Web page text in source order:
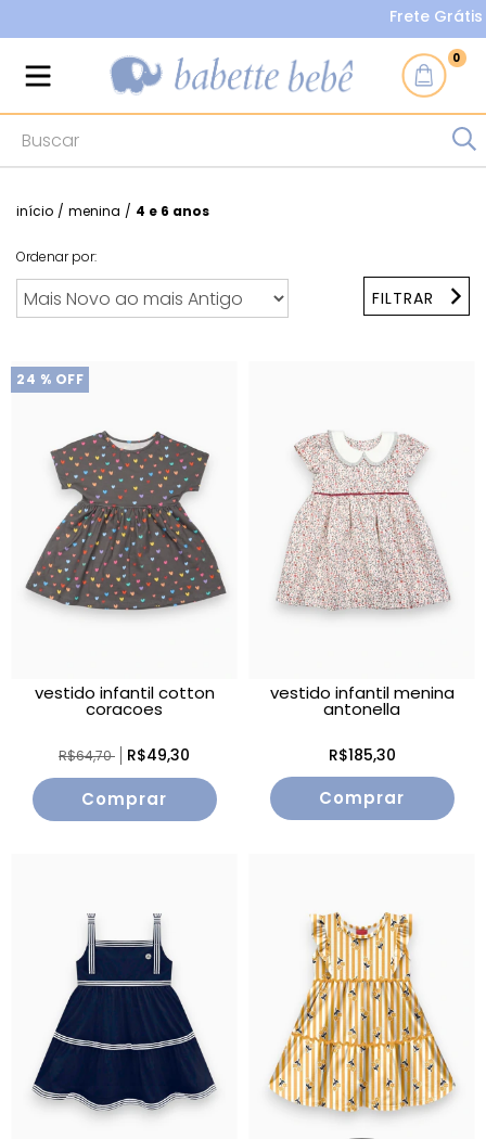
Frete Grátis nas
0
início / menina / 4 e 6 anos
Ordenar por:
FILTRAR
24 % OFF
vestido infantil cotton
coracoes
R$64,70 R$49,30
Comprar
vestido infantil menina
antonella
R$185,30
Comprar